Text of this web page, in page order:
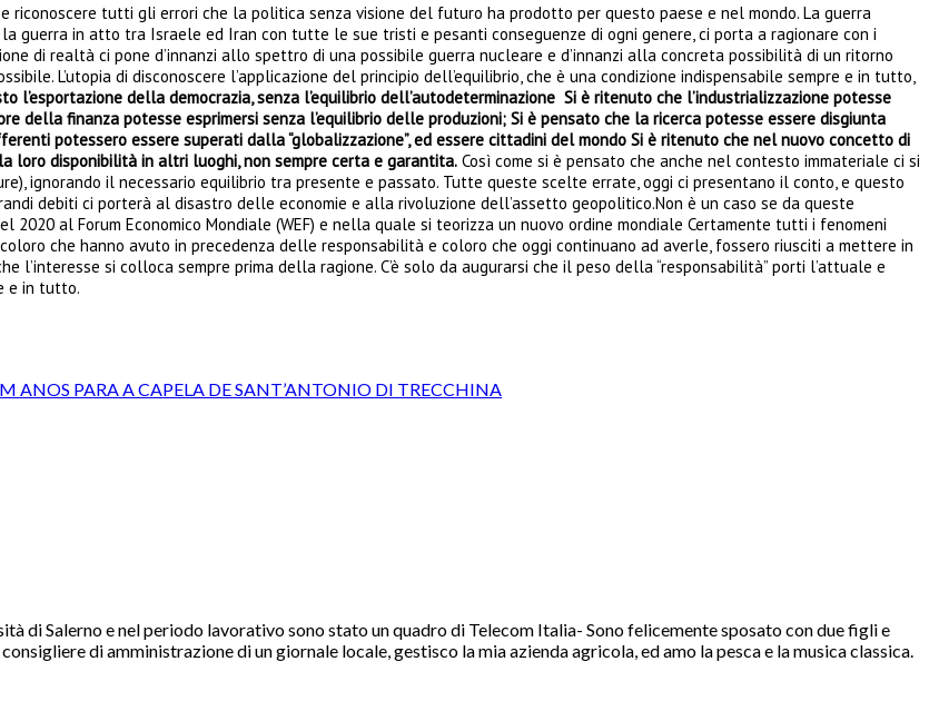
e riconoscere tutti gli errori che la politica senza visione del futuro ha prodotto per questo paese e nel mondo. La guerra
guerra in atto tra Israele ed Iran con tutte le sue tristi e pesanti conseguenze di ogni genere, ci porta a ragionare con i
di realtà ci pone d’innanzi allo spettro di una possibile guerra nucleare e d’innanzi alla concreta possibilità di un ritorno
L’utopia di disconoscere l’applicazione del principio dell’equilibrio, che è una condizione indispensabile sempre e in tutto,
l’esportazione della democrazia, senza l’equilibrio dell’autodeterminazione Si è ritenuto che l’industrializzazione potesse
della finanza potesse esprimersi senza l’equilibrio delle produzioni; Si è pensato che la ricerca potesse essere disgiunta
potessero essere superati dalla “globalizzazione”, ed essere cittadini del mondo Si è ritenuto che nel nuovo concetto di
loro disponibilità in altri luoghi, non sempre certa e garantita. Così come si è pensato che anche nel contesto immateriale ci si
ignorando il necessario equilibrio tra presente e passato. Tutte queste scelte errate, oggi ci presentano il conto, e questo
debiti ci porterà al disastro delle economie e alla rivoluzione dell’assetto geopolitico.Non è un caso se da queste
al Forum Economico Mondiale (WEF) e nella quale si teorizza un nuovo ordine mondiale Certamente tutti i fenomeni
che hanno avuto in precedenza delle responsabilità e coloro che oggi continuano ad averle, fossero riusciti a mettere in
si colloca sempre prima della ragione. C’è solo da augurarsi che il peso della “responsabilità” porti l’attuale e
e in tutto.
ANOS PARA A CAPELA DE SANT’ANTONIO DI TRECCHINA
di Salerno e nel periodo lavorativo sono stato un quadro di Telecom Italia- Sono felicemente sposato con due figli e
di amministrazione di un giornale locale, gestisco la mia azienda agricola, ed amo la pesca e la musica classica.